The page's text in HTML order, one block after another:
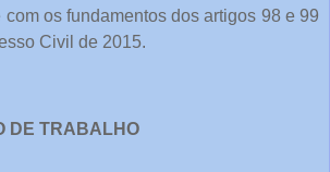
os fundamentos dos artigos 98 e 99
Civil de 2015.
DE TRABALHO